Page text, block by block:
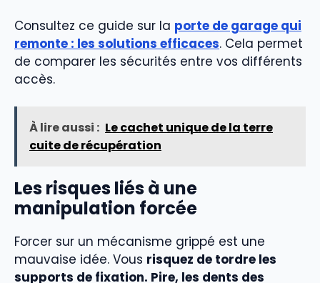
Consultez ce guide sur la porte de garage qui
remonte : les solutions efficaces. Cela permet
de comparer les sécurités entre vos différents
accès.
À lire aussi : Le cachet unique de la terre
cuite de récupération
Les risques liés à une
manipulation forcée
Forcer sur un mécanisme grippé est une
mauvaise idée. Vous risquez de tordre les
supports de fixation. Pire, les dents des